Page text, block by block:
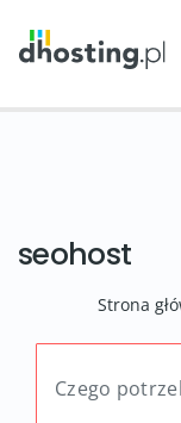
seohost
Strona